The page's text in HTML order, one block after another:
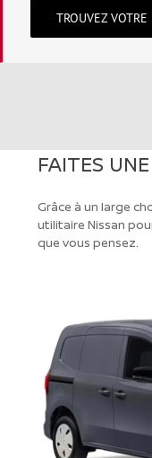
TROUVEZ
FAITES
Grâce à un large
utilitaire Nissan
que vous pensez.